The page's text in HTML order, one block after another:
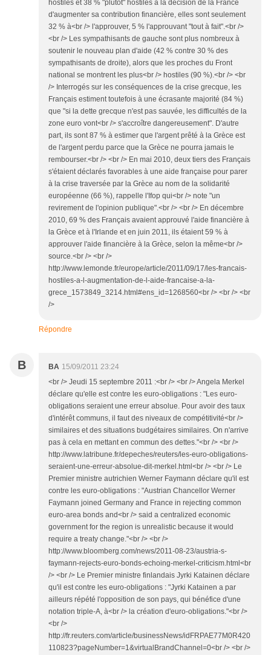
hostiles et 38 % "plutôt" hostiles à la décision de la France
d'augmenter sa contribution financière, elles sont seulement
32 % à<br /> l'approuver, 5 % l'approuvant "tout à fait".<br />
<br /> Les sympathisants de gauche sont plus nombreux à
soutenir le nouveau plan d'aide (42 % contre 30 % des
sympathisants de droite), alors que les proches du Front
national se montrent les plus<br /> hostiles (90 %).<br /> <br
/> Interrogés sur les conséquences de la crise grecque, les
Français estiment toutefois à une écrasante majorité (84 %)
que "si la dette grecque n'est pas sauvée, les difficultés de la
zone euro vont<br /> s'accroître dangereusement". D'autre
part, ils sont 87 % à estimer que l'argent prêté à la Grèce est
de l'argent perdu parce que la Grèce ne pourra jamais le
rembourser.<br /> <br /> En mai 2010, deux tiers des Français
s'étaient déclarés favorables à une aide française pour parer
à la crise traversée par la Grèce au nom de la solidarité
européenne (66 %), rappelle l'Ifop qui<br /> note "un
revirement de l'opinion publique".<br /> <br /> En décembre
2010, 69 % des Français avaient approuvé l'aide financière à
la Grèce et à l'Irlande et en juin 2011, ils étaient 59 % à
approuver l'aide financière à la Grèce, selon la même<br />
source.<br /> <br />
http://www.lemonde.fr/europe/article/2011/09/17/les-francais-
hostiles-a-l-augmentation-de-l-aide-francaise-a-la-
grece_1573849_3214.html#ens_id=1268560<br /> <br /> <br
/>
Répondre
B BA 15/09/2011 23:24
<br /> Jeudi 15 septembre 2011 :<br /> <br /> Angela Merkel
déclare qu'elle est contre les euro-obligations : "Les euro-
obligations seraient une erreur absolue. Pour avoir des taux
d'intérêt communs, il faut des niveaux de compétitivité<br />
similaires et des situations budgétaires similaires. On n'arrive
pas à cela en mettant en commun des dettes."<br /> <br />
http://www.latribune.fr/depeches/reuters/les-euro-obligations-
seraient-une-erreur-absolue-dit-merkel.html<br /> <br /> Le
Premier ministre autrichien Werner Faymann déclare qu'il est
contre les euro-obligations : "Austrian Chancellor Werner
Faymann joined Germany and France in rejecting common
euro-area bonds and<br /> said a centralized economic
government for the region is unrealistic because it would
require a treaty change."<br /> <br />
http://www.bloomberg.com/news/2011-08-23/austria-s-
faymann-rejects-euro-bonds-echoing-merkel-criticism.html<br
/> <br /> Le Premier ministre finlandais Jyrki Katainen déclare
qu'il est contre les euro-obligations : "Jyrki Katainen a par
ailleurs répété l'opposition de son pays, qui bénéfice d'une
notation triple-A, à<br /> la création d'euro-obligations."<br />
<br />
http://fr.reuters.com/article/businessNews/idFRPAE77M0R420
110823?pageNumber=1&virtualBrandChannel=0<br /> <br />